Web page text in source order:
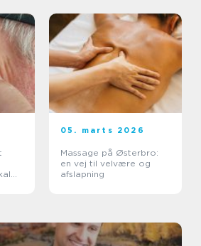
05. marts 2026
Massage på Østerbro:
en vej til velvære og
afslapning